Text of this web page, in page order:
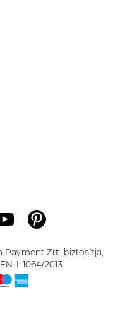
Payment Zrt. biztosítja,
I-1064/2013